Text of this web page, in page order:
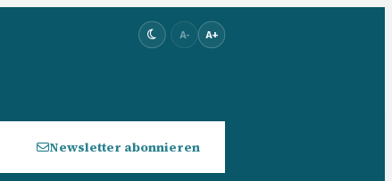
A- A+
Newsletter abonnieren